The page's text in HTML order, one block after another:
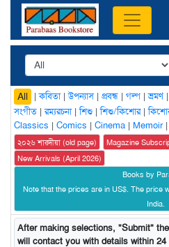
All |কবিতা|উপন্যাস| প্রবন্ধ | গল্প |ভ্রমণ
সংগীত |রম্যরচনা|শিশু |শিশু/কিশোর|
Classics | Comics | Cinema | Memoir|
২০২৬ শারদীয়া (old page)
Magazine
New Arrivals (April 2026)
Books by
Note that the prices are in US$. The price
India.
After making selections, "Submit"
will contact you with details within